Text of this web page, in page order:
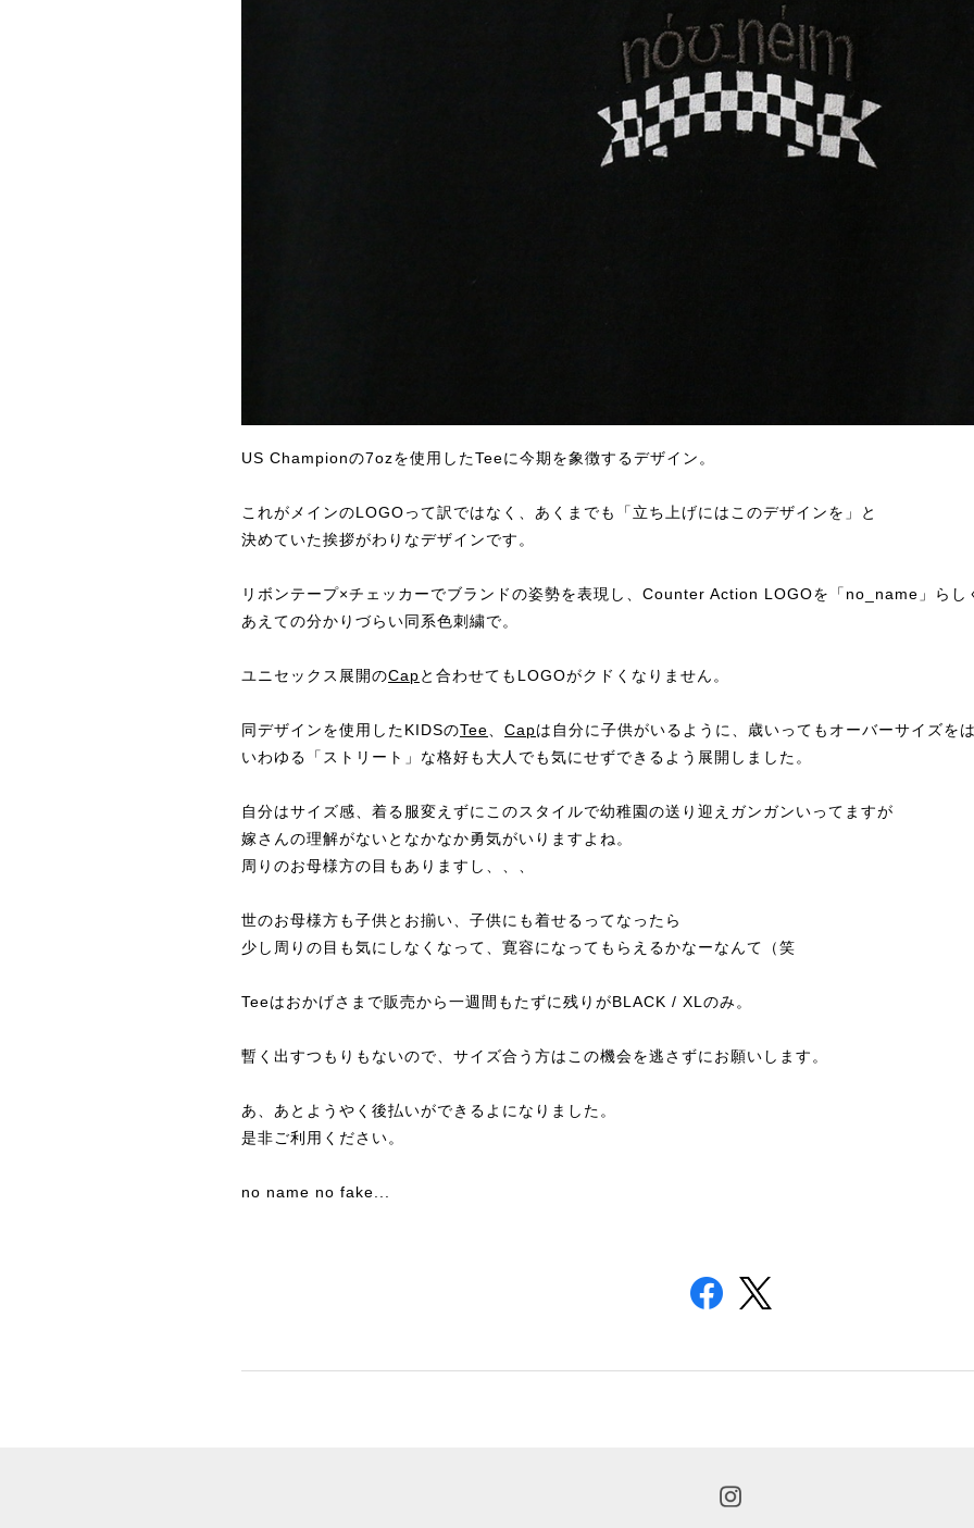
US Championの7ozを使用したTeeに今期を象徴するデザイン。
これがメインのLOGOって訳ではなく、あくまでも「立ち上げにはこのデザインを」と
決めていた挨拶がわりなデザインです。
リボンテープ×チェッカーでブランドの姿勢を表現し、Counter Action LOGOを「no_name」らし
あえての分かりづらい同系色刺繍で。
ユニセックス展開のCapと合わせてもLOGOがクドくなりません。
同デザインを使用したKIDSのTee Capは自分に子供がいるように、歳いってもオーバーサイズを
いわゆる「ストリート」な格好も大人でも気にせずできるよう展開しました。
自分はサイズ感、着る服変えずにこのスタイルで幼稚園の送り迎えガンガンいってますが
嫁さんの理解がないとなかなか勇気がいりますよね。
周りのお母様方の目もありますし、、、
世のお母様方も子供とお揃い、子供にも着せるってなったら
少し周りの目も気にしなくなって、寛容になってもらえるかなーなんて（笑
Teeはおかげさまで販売から一週間もたずに残りがBLACK / XLのみ。
暫く出すつもりもないので、サイズ合う方はこの機会を逃さずにお願いします。
あ、あとようやく後払いができるよになりました。
是非ご利用ください。
no name no fake...